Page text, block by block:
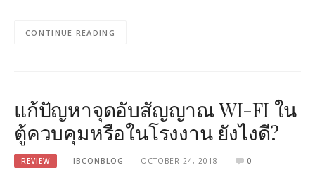
CONTINUE READING
แก้ปัญหาจุดอับสัญญาณ WI-FI ใน
ตู้ควบคุมหรือในโรงงาน ยังไงดี?
REVIEW IBCONBLOG OCTOBER 24, 2018 0